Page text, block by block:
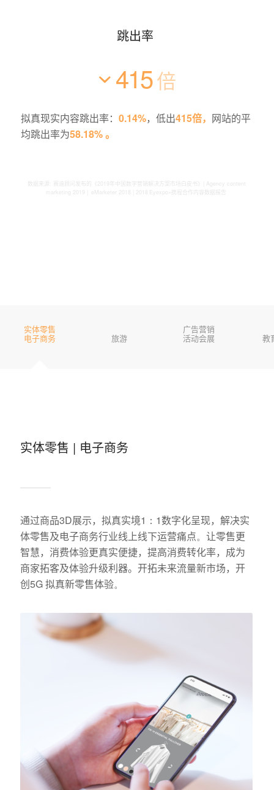
跳出率
415倍
拟真现实内容跳出率： 0.14%，低出415倍， 网站的平
均跳出率为58.18% 。
数据来源: 赛迪顾问发布的《 2019 年中国数字营销解决方案市场白皮书》
| Agency content
marketing 2019 | eMarketer 2018 | 2018 Eyexpo × 携程合作内容数据报告
实体零售
电子商务 旅游
广告营销
活动会展 教
实体零售 | 电子商务
通过商品3D展示，拟真实境1 ： 1数字化呈现，解决实
体零售及电子商务行业线上线下运营痛点。 让零售更
智慧， 消费体验更真实便捷，提高消费转化率， 成为
商家拓客及体验升级利器。 开拓未来流量新市场， 开
创5G拟真新零售体验。